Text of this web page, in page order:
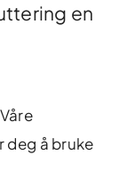
en
deg å bruke